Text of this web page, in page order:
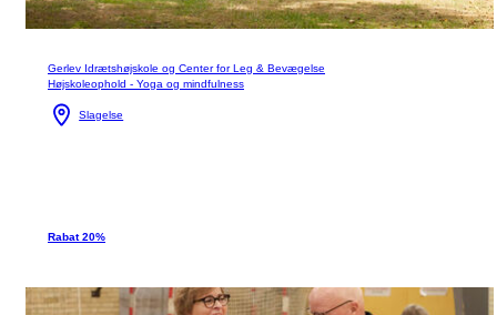
Gerlev Idrætshøjskole og Center for Leg & Bevægelse
Højskoleophold - Yoga og mindfulness
Slagelse
Rabat 20%